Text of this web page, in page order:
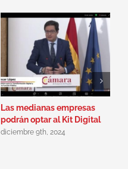
Las medianas empresas
podrán optar al Kit Digital
diciembre 9th, 2024